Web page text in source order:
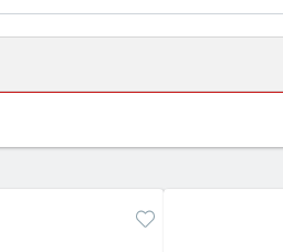
функции (конвекция,